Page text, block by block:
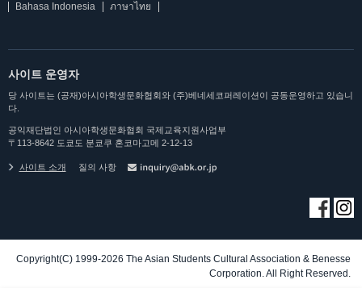
Bahasa Indonesia
ภาษาไทย
사이트 운영자
당 사이트는 (공재)아시아학생문화협회와 (주)베네세코퍼레이션이 공동운영하고 있습니
다.
공익재단법인 아시아학생문화협회 국제교육지원사업부
〒113-8642 도쿄도 분쿄쿠 혼코마고메 2-12-13
사이트 소개 질의 사항
Copyright(C) 1999-2026 The Asian Students Cultural Association & Benesse
Corporation. All Right Reserved.